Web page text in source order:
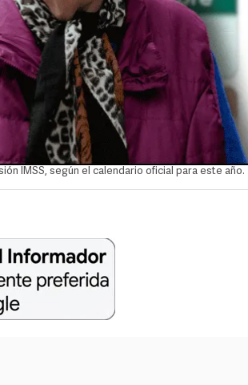
IMSS, según el calendario oficial para este año.